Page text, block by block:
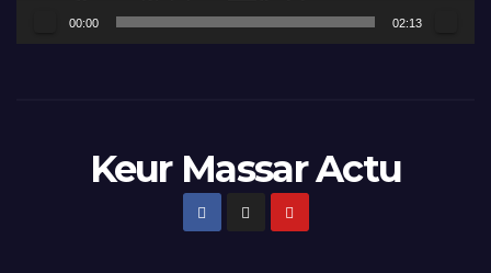
00:00 02:13
Keur Massar Actu